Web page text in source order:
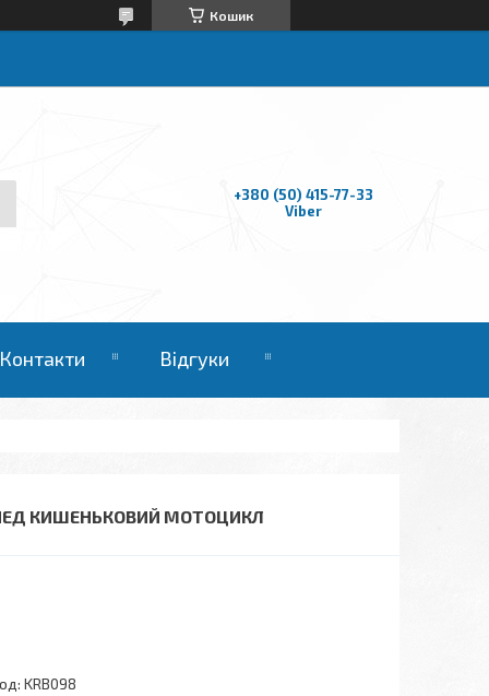
Кошик
+380 (50) 415-77-33
Viber
Відгуки
КИШЕНЬКОВИЙ МОТОЦИКЛ
KRB098